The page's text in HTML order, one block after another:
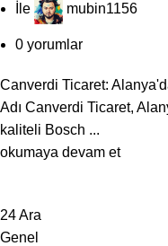
İle mubin1156
0 yorumlar
Canverdi Ticaret:
Adı Canverdi Ticaret,
kaliteli Bosch ...
okumaya devam et
24Ara
Genel